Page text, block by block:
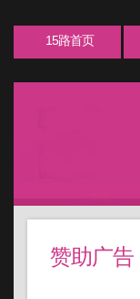
15路首页
赞助广告